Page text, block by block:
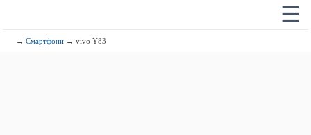
☰
→Смартфони → vivo Y83